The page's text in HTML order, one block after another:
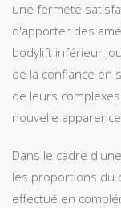
une fermeté
d'apporter des
bodylift inférieur
de la confiance en
de leurs
nouvelle
Dans le cadre
les proportions du
effectué en